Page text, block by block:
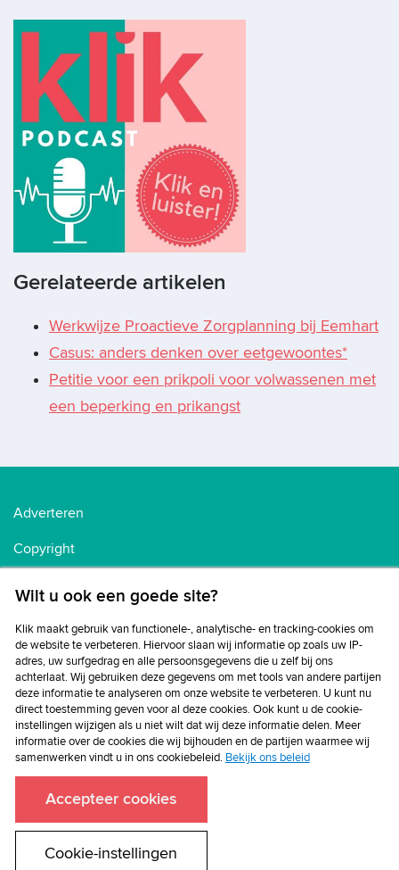
Gerelateerde artikelen
Werkwijze Proactieve Zorgplanning bij Eemhart
Casus: anders denken over eetgewoontes*
Petitie voor een prikpoli voor volwassenen met
een beperking en prikangst
Adverteren
Copyright
Privacybeleid
Disclaimer
Wilt u ook een goede site?
Klik maakt gebruik van functionele-, analytische- en tracking-cookies om
de website te verbeteren. Hiervoor slaan wij informatie op zoals uw IP-
adres, uw surfgedrag en alle persoonsgegevens die u zelf bij ons
achterlaat. Wij gebruiken deze gegevens om met tools van andere partijen
deze informatie te analyseren om onze website te verbeteren. U kunt nu
direct toestemming geven voor al deze cookies. Ook kunt u de cookie-
instellingen wijzigen als u niet wilt dat wij deze informatie delen. Meer
informatie over de cookies die wij bijhouden en de partijen waarmee wij
samenwerken vindt u in ons cookiebeleid. Bekijk ons beleid
Accepteer cookies
Cookie-instellingen